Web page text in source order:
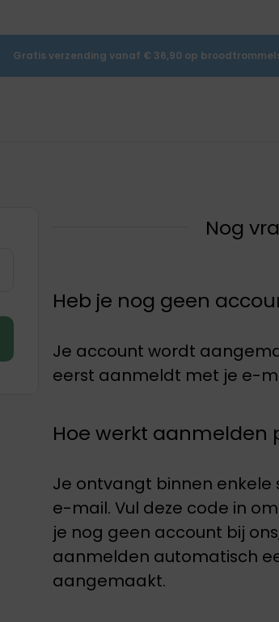
Gratis verzending vanaf € 36,90 op
Nog
Heb je nog geen
Je account wordt
eerst aanmeldt met je e-
Hoe werkt aanmelden
Je ontvangt binnen
e-mail. Vul deze code in
je nog geen account bij
aanmelden automatisch
aangemaakt.